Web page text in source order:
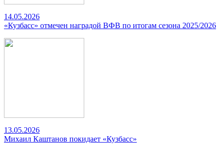
14.05.2026
«Кузбасс» отмечен наградой ВФВ по итогам сезона 2025/2026
13.05.2026
Михаил Каштанов покидает «Кузбасс»